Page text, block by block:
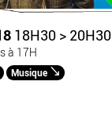
18H30 > 20H30
à 17H
Musique